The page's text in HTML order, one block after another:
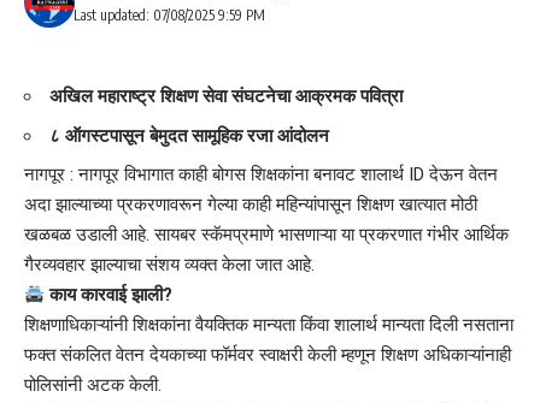
Last updated: 07/08/2025 9:59 PM
अखिल महाराष्ट्र शिक्षण सेवा संघटनेचा आक्रमक पवित्रा
८ ऑगस्टपासून बेमुदत सामूहिक रजा आंदोलन
नागपूर : नागपूर विभागात काही बोगस शिक्षकांना बनावट शालार्थ ID देऊन वेतन
अदा झाल्याच्या प्रकरणावरून गेल्या काही महिन्यांपासून शिक्षण खात्यात मोठी
खळबळ उडाली आहे. सायबर स्कॅमप्रमाणे भासणाऱ्या या प्रकरणात गंभीर आर्थिक
गैरव्यवहार झाल्याचा संशय व्यक्त केला जात आहे.
काय कारवाई झाली?
शिक्षणाधिकाऱ्यांनी शिक्षकांना वैयक्तिक मान्यता किंवा शालार्थ मान्यता दिली नसताना
फक्त संकलित वेतन देयकाच्या फॉर्मवर स्वाक्षरी केली म्हणून शिक्षण अधिकाऱ्यांनाही
पोलिसांनी अटक केली.